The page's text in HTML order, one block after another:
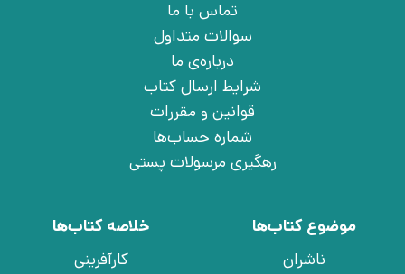
تماس با ما
سوالات متداول
درباره‌ی ما
شرایط ارسال کتاب
قوانین و مقررات
شماره حساب‌ها
رهگیری مرسولات پستی
موضوع کتاب‌ها
ناشران
خلاصه کتاب‌ها
کارآفرینی